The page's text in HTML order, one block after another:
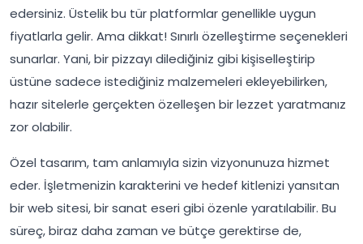
edersiniz. Üstelik bu tür platformlar genellikle uygun
fiyatlarla gelir. Ama dikkat! Sınırlı özelleştirme seçenekleri
sunarlar. Yani, bir pizzayı dilediğiniz gibi kişiselleştirip
üstüne sadece istediğiniz malzemeleri ekleyebilirken,
hazır sitelerle gerçekten özelleşen bir lezzet yaratmanız
zor olabilir.
Özel tasarım, tam anlamıyla sizin vizyonunuza hizmet
eder. İşletmenizin karakterini ve hedef kitlenizi yansıtan
bir web sitesi, bir sanat eseri gibi özenle yaratılabilir. Bu
süreç, biraz daha zaman ve bütçe gerektirse de,